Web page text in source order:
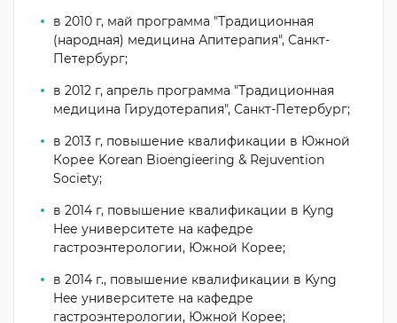
в 2010 г, май программа "Традиционная
(народная) медицина Апитерапия", Санкт-
Петербург;
в 2012 г, апрель программа "Традиционная
медицина Гирудотерапия", Санкт-Петербург;
в 2013 г, повышение квалификации в Южной
Корее Korean Bioengieering & Rejuvention
Society;
в 2014 г, повышение квалификации в Kyng
Heе университете на кафедре
гастроэнтерологии, Южной Корее;
в 2014 г., повышение квалификации в Kyng
Heе университете на кафедре
гастроэнтерологии, Южной Корее;